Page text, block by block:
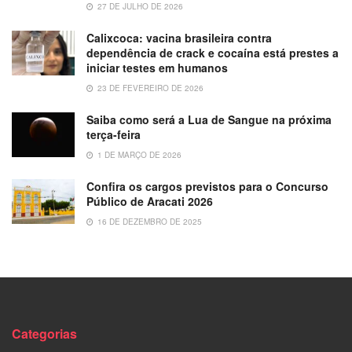
27 DE JULHO DE 2026
Calixcoca: vacina brasileira contra
dependência de crack e cocaína está prestes a
iniciar testes em humanos
23 DE FEVEREIRO DE 2026
Saiba como será a Lua de Sangue na próxima
terça-feira
1 DE MARÇO DE 2026
Confira os cargos previstos para o Concurso
Público de Aracati 2026
16 DE DEZEMBRO DE 2025
Categorias